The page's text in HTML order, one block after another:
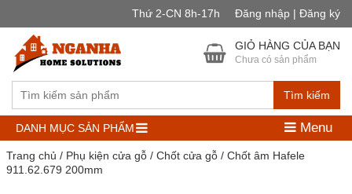
Thứ 2-CN 8h-17h Đăng nhập | Đăng ký
Tìm kiếm
GIỎ HÀNG CỦA BẠN
Chưa có sản phẩm
DANH MỤC SẢN PHẨM Menu
Trang chủ / Phụ kiện cửa gỗ/ Chốt cửa gỗ/ Chốt âm Hafele
911.62.679 200mm